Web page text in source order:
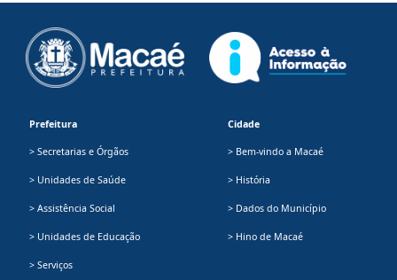
Prefeitura
> Secretarias e Órgãos
> Unidades de Saúde
> Assistência Social
> Unidades de Educação
> Serviços
Cidade
> Bem-vindo a Macaé
> História
> Dados do Município
> Hino de Macaé